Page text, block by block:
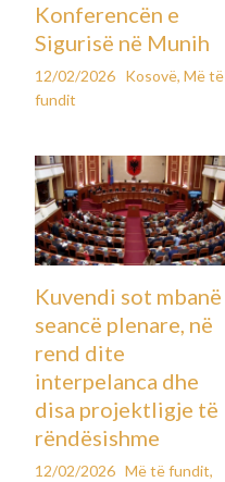
Konferencën e
Sigurisë në Munih
12/02/2026 Kosovë,Më të
fundit
Kuvendi sot mbanë
seancë plenare, në
rend dite
interpelanca dhe
disa projektligje të
rëndësishme
12/02/2026 Më të fundit,